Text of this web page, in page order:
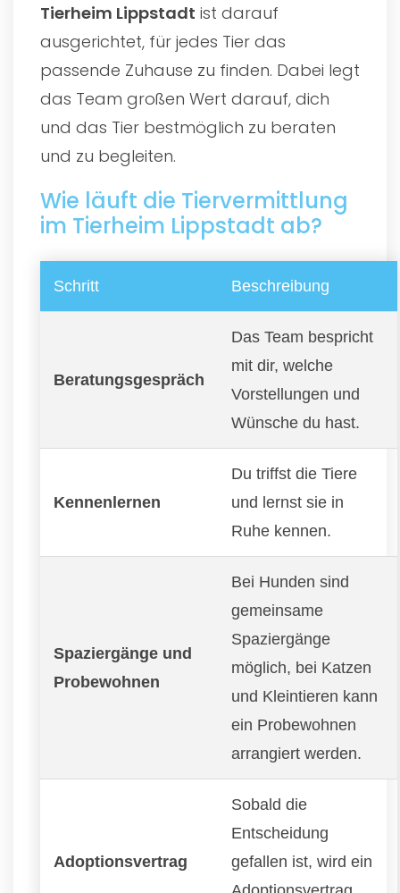
Tierheim Lippstadt ist darauf
ausgerichtet, für jedes Tier das
passende Zuhause zu finden. Dabei legt
das Team großen Wert darauf, dich
und das Tier bestmöglich zu beraten
und zu begleiten.
Wie läuft die Tiervermittlung
im Tierheim Lippstadt ab?
Schritt Beschreibung
Beratungsgespräch
Das Team bespricht
mit dir, welche
Vorstellungen und
Wünsche du hast.
Kennenlernen
Du triffst die Tiere
und lernst sie in
Ruhe kennen.
Spaziergänge und
Probewohnen
Bei Hunden sind
gemeinsame
Spaziergänge
möglich, bei Katzen
und Kleintieren kann
ein Probewohnen
arrangiert werden.
Adoptionsvertrag
Sobald die
Entscheidung
gefallen ist, wird ein